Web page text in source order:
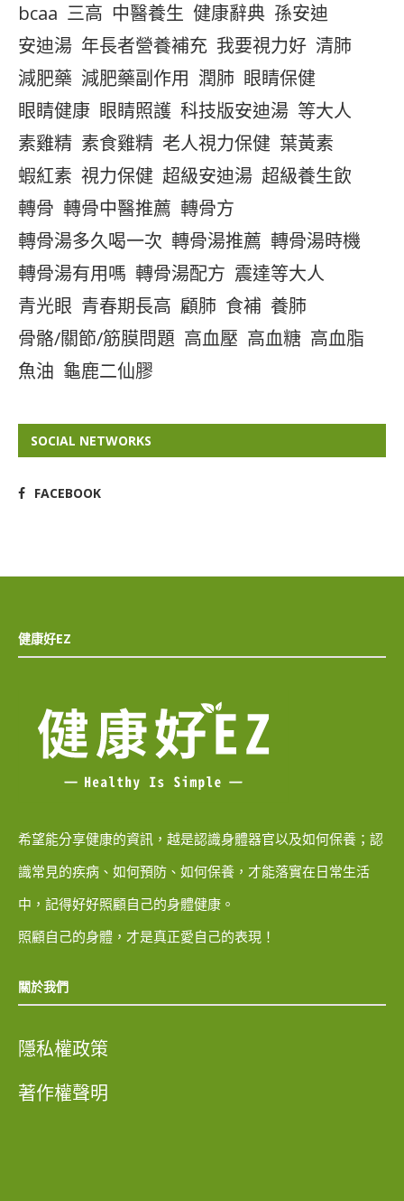
bcaa 三高 中醫養生 健康辭典 孫安迪
安迪湯 年長者營養補充 我要視力好 清肺
減肥藥 減肥藥副作用 潤肺 眼睛保健
眼睛健康 眼睛照護 科技版安迪湯 等大人
素雞精 素食雞精 老人視力保健 葉黃素
蝦紅素 視力保健 超級安迪湯 超級養生飲
轉骨 轉骨中醫推薦 轉骨方
轉骨湯多久喝一次 轉骨湯推薦 轉骨湯時機
轉骨湯有用嗎 轉骨湯配方 震達等大人
青光眼 青春期長高 顧肺 食補 養肺
骨骼/關節/筋膜問題 高血壓 高血糖 高血脂
魚油 龜鹿二仙膠
SOCIAL NETWORKS
FACEBOOK
健康好EZ
希望能分享健康的資訊，越是認識身體器官以及如何保養；認
識常見的疾病、如何預防、如何保養，才能落實在日常生活
中，記得好好照顧自己的身體健康。
照顧自己的身體，才是真正愛自己的表現！
關於我們
隱私權政策
著作權聲明